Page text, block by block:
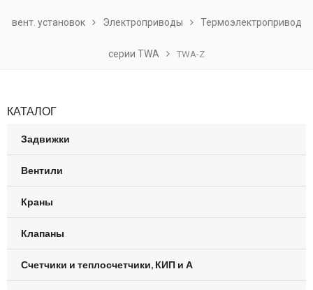
вент. установок Электроприводы Термоэлектропривод
серии TWA TWA-Z
КАТАЛОГ
Задвижки
Вентили
Краны
Клапаны
Счетчики и теплосчетчики, КИП и А